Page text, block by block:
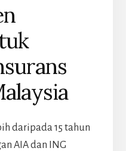
daripada 15 tahun
AIA dan ING